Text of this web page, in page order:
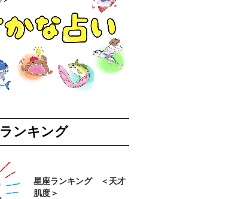
ランキング
星座ランキング ＜天才
肌度＞